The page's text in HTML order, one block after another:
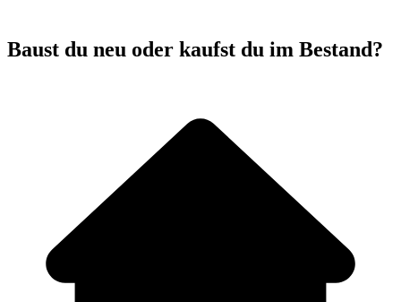
Baust du neu oder kaufst du im Bestand?